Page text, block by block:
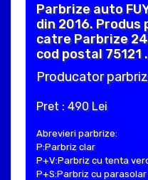
Parbrize auto
din 2016. Produs
catre Parbrize 24
cod postal 75121 .
Producator parbriz
Pret : 490 Lei
Abrevieri parbrize:
P:Parbriz clar
P+V:Parbriz cu tenta
P+S:Parbriz cu parasolar